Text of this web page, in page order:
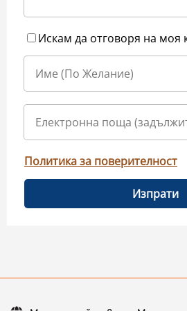
Искам да отговоря на моя
Политика за поверителност
Изпрати